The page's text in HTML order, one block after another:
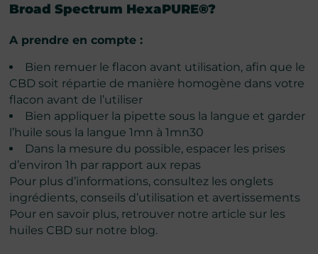
Broad Spectrum HexaPURE®?
A prendre en compte :
Bien remuer le flacon avant utilisation, afin que le
CBD soit répartie de manière homogène dans votre
flacon avant de l’utiliser
Bien appliquer la pipette sous la langue et garder
l’huile sous la langue 1mn à 1mn30
Dans la mesure du possible, espacer les prises
d’environ 1h par rapport aux repas
Pour plus d’informations, consultez les onglets
ingrédients, conseils d’utilisation et avertissements
Pour en savoir plus, retrouver notre article sur les
huiles CBD sur notre blog.